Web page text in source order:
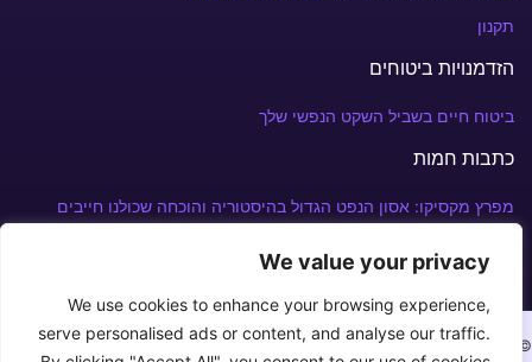
We value your privacy
We use cookies to enhance your browsing experience,
serve personalised ads or content, and analyse our traffic.
תקנון
הזדמנויות ביטוחים
ביטוח חיים בשביל השקט הנפשי שלך
כתבות חמות
מפרץ מקסיקו: אסון הנפט הגדול בהיסטוריה והוכחה שכולנו חייבים
© Copyright 2026 צרו איתנו קשר במספר: +972 52-240-3930⁩